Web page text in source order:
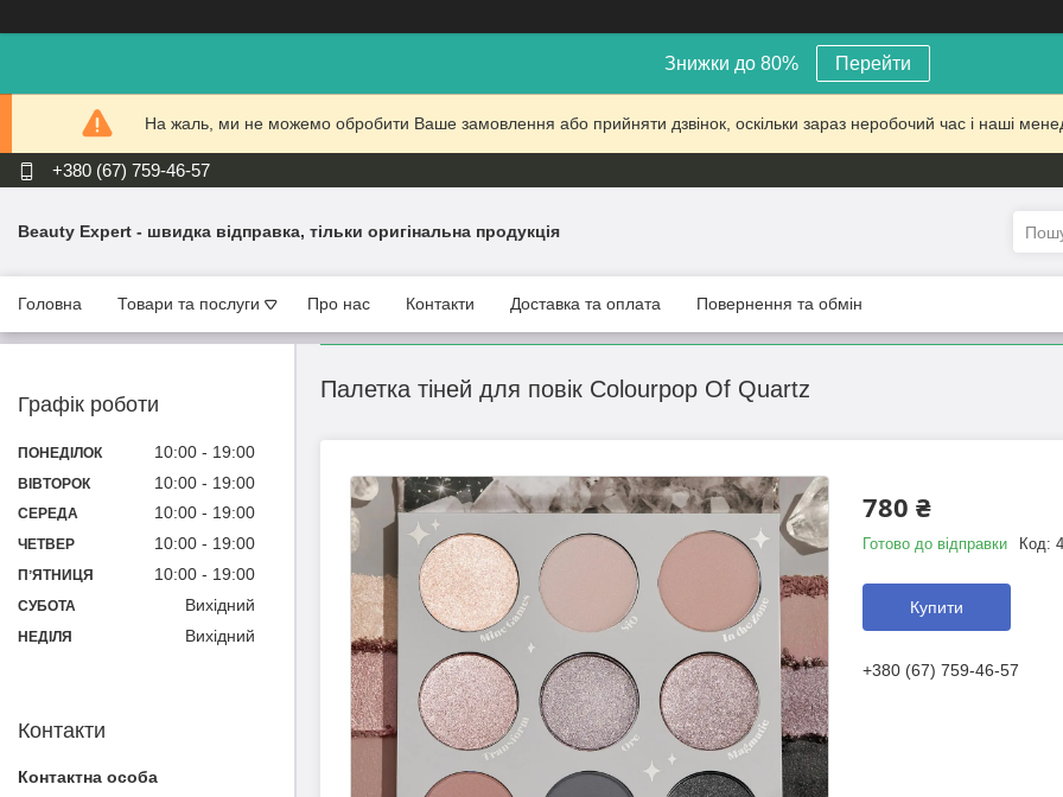
Знижки до 80% Перейти
На жаль, ми не можемо обробити Ваше замовлення або прийняти дзвінок, оскільки зараз неробочий час і наші
+380 (67) 759-46-57
Beauty Expert - швидка відправка, тільки оригінальна продукція
Головна Товари та послуги Про нас Контакти Доставка та оплата Повернення та обмін
Палетка тіней для повік Colourpop Of Quartz
780 ₴
Готово до відправки Код:
Купити
+380 (67) 759-46-57
Графік роботи
ПОНЕДІЛОК 10:00 19:00
ВІВТОРОК 10:00 19:00
СЕРЕДА 10:00 19:00
ЧЕТВЕР 10:00 19:00
ПʼЯТНИЦЯ 10:00 19:00
СУБОТА Вихідний
НЕДІЛЯ Вихідний
Контакти